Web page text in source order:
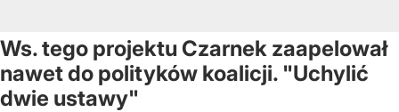
Ws. tego projektu Czarnek zaapelował
nawet do polityków koalicji. "Uchylić
dwie ustawy"